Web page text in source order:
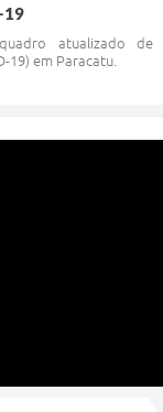
19
atualizado de
19) em Paracatu.